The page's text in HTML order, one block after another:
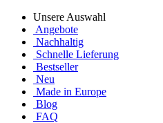
Unsere Auswahl
Angebote
Nachhaltig
Schnelle Lieferung
Bestseller
Neu
Made in Europe
Blog
FAQ